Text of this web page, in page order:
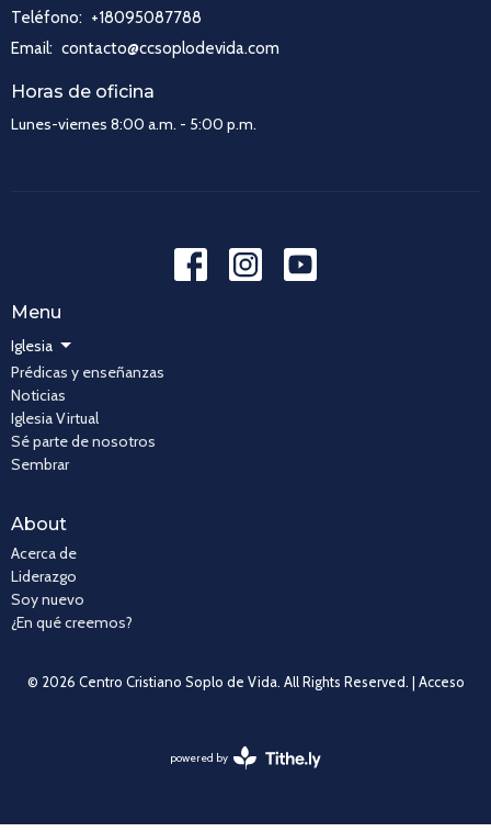
Teléfono: +18095087788
Email: contacto@ccsoplodevida.com
Horas de oficina
Lunes-viernes 8:00 a.m. - 5:00 p.m.
Menu
Iglesia
Prédicas y enseñanzas
Noticias
Iglesia Virtual
Sé parte de nosotros
Sembrar
About
Acerca de
Liderazgo
Soy nuevo
¿En qué creemos?
© 2026 Centro Cristiano Soplo de Vida. All Rights Reserved. | Acceso
powered by
Website